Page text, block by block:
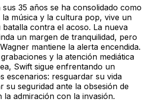
35 años se ha consolidado como
música y la cultura pop, vive un
contra el acoso. La nueva
un margen de tranquilidad, pero
mantiene la alerta encendida.
y la atención mediática
Swift sigue enfrentando un
escenarios: resguardar su vida
su seguridad ante la obsesión de
la admiración con la invasión.